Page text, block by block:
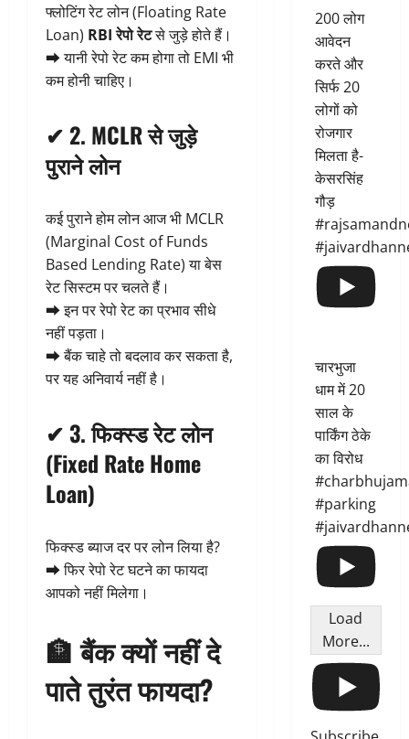
फ्लोटिंग रेट लोन (Floating Rate
Loan) RBI रेपो रेटसे जुड़े होते हैं।
➡ यानी रेपो रेट कम होगा तो EMI भी
कम होनी चाहिए।
✔ 2. MCLR से जुड़े
पुराने लोन
कई पुराने होम लोन आज भी MCLR
(Marginal Cost of Funds
Based Lending Rate) या बेस
रेट सिस्टम पर चलते हैं।
➡ इन पर रेपो रेट का प्रभाव सीधे
नहीं पड़ता।
➡ बैंक चाहे तो बदलाव कर सकता है,
पर यह अनिवार्य नहीं है।
✔ 3.फिक्स्ड रेट लोन
(Fixed Rate Home
Loan)
फिक्स्ड ब्याज दर पर लोन लिया है?
➡ फिर रेपो रेट घटने का फायदा
आपको नहीं मिलेगा।
🏦बैंक क्यों नहीं दे
पाते तुरंत फायदा?
200 लोग
आवेदन
करते और
सिर्फ 20
लोगों को
रोजगार
मिलता है-
केसरसिंह
गौड़
चारभुजा
धाम में 20
साल के
पार्किंग ठेके
का विरोध
#parking
Load
More...